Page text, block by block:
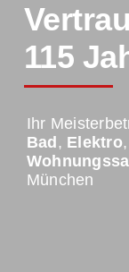
115
Ihr
Bad, Elektro,
München